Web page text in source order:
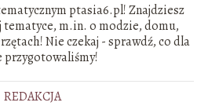
ptasia6.pl! Znajdziesz
tematyce, m.in. o modzie, domu,
Nie czekaj - sprawdź, co dla
przygotowaliśmy!
REDAKCJA